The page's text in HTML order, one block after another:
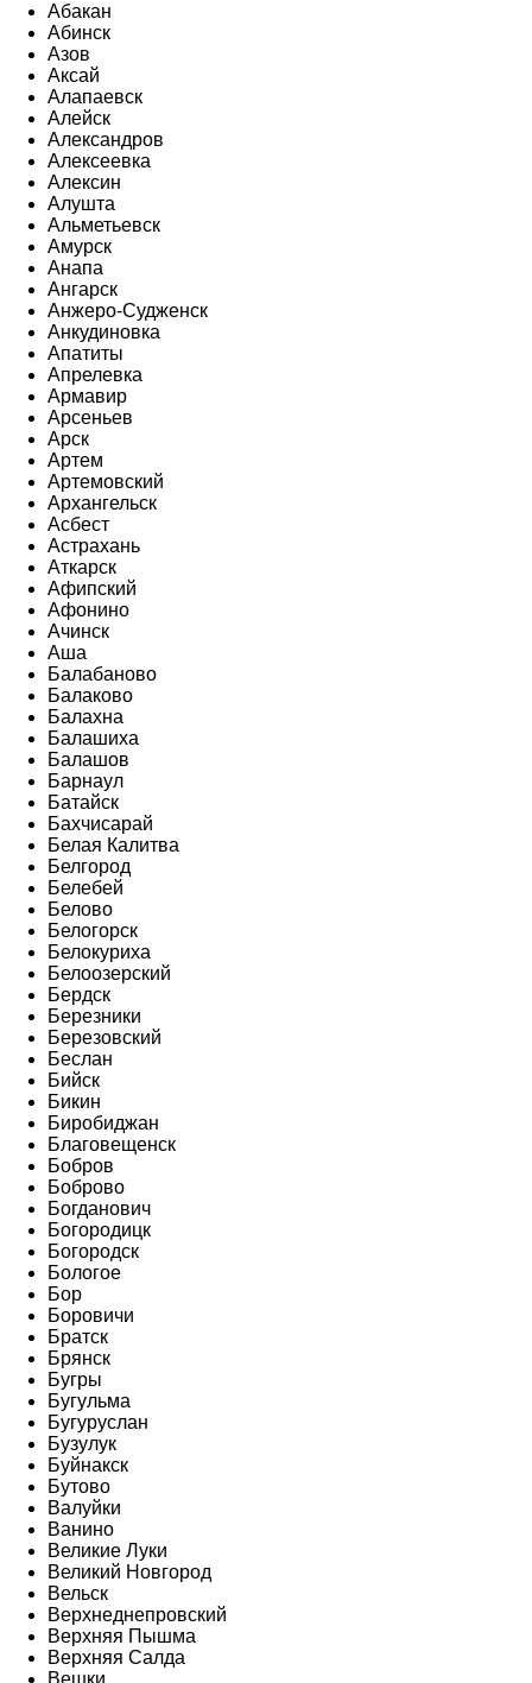
Абакан
Абинск
Азов
Аксай
Алапаевск
Алейск
Александров
Алексеевка
Алексин
Алушта
Альметьевск
Амурск
Анапа
Ангарск
Анжеро-Судженск
Анкудиновка
Апатиты
Апрелевка
Армавир
Арсеньев
Арск
Артем
Артемовский
Архангельск
Асбест
Астрахань
Аткарск
Афипский
Афонино
Ачинск
Аша
Балабаново
Балаково
Балахна
Балашиха
Балашов
Барнаул
Батайск
Бахчисарай
Белая Калитва
Белгород
Белебей
Белово
Белогорск
Белокуриха
Белоозерский
Бердск
Березники
Березовский
Беслан
Бийск
Бикин
Биробиджан
Благовещенск
Бобров
Боброво
Богданович
Богородицк
Богородск
Бологое
Бор
Боровичи
Братск
Брянск
Бугры
Бугульма
Бугуруслан
Бузулук
Буйнакск
Бутово
Валуйки
Ванино
Великие Луки
Великий Новгород
Вельск
Верхнеднепровский
Верхняя Пышма
Верхняя Салда
Вешки